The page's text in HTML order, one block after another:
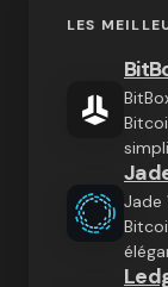
LES
Jade